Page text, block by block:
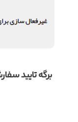
برگه تایید